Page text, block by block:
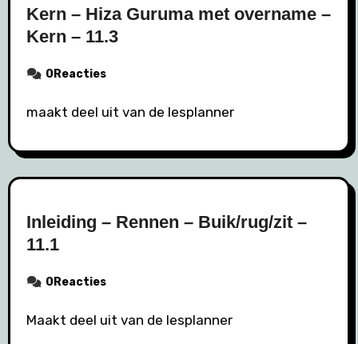
Kern – Hiza Guruma met overname –
Kern – 11.3
0Reacties
maakt deel uit van de lesplanner
Inleiding – Rennen – Buik/rug/zit –
11.1
0Reacties
Maakt deel uit van de lesplanner